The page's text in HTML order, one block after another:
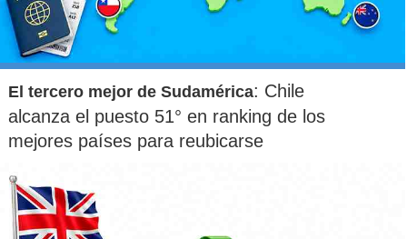
El tercero mejor de Sudamérica: Chile
alcanza el puesto 51° en ranking de los
mejores países para reubicarse